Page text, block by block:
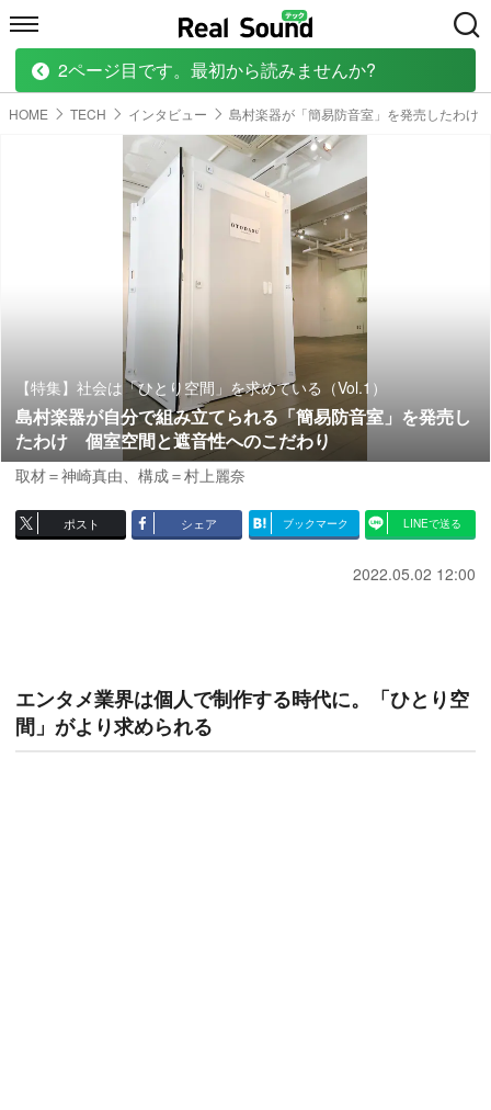
HOME MUSIC MOVIE TECH
HOME TECH インタビュー 島村楽器が「簡易防音室」を発売したわけ
【特集】社会は「ひとり空間」を求めている（Vol.1）
島村楽器が自分で組み立てられる「簡易防音室」を発売し
たわけ 個室空間と遮音性へのこだわり
取材＝神崎真由、 構成＝村上麗奈
ポスト シェア ブックマーク LINEで送る
2022.05.02 12:00
エンタメ業界は個人で制作する時代に。「ひとり空
間」がより求められる
2ページ目です。最初から読みませんか?